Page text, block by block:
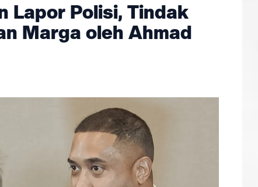
Lapor Polisi, Tindak
Marga oleh Ahmad